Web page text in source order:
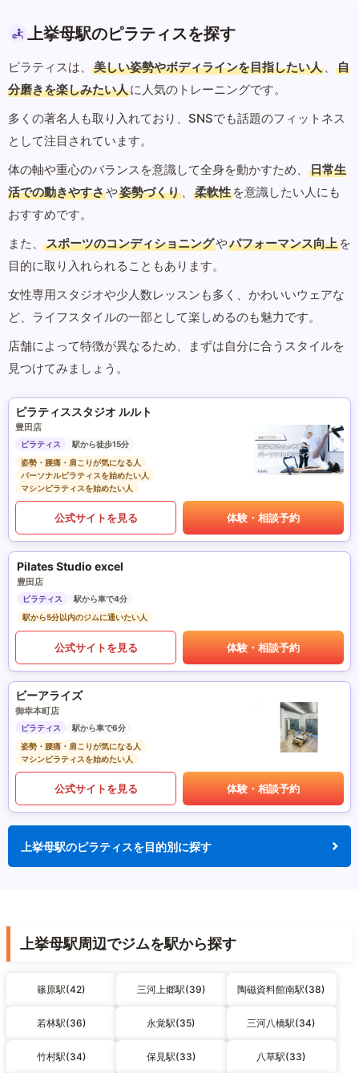
上挙母駅のピラティスを探す
ピラティスは、 美しい姿勢やボディラインを目指したい人 、
自
分磨きを楽しみたい人に人気のトレーニングです。
多くの著名人も取り入れており、SNSでも話題のフィットネス
として注目されています。
体の軸や重心のバランスを意識して全身を動かすため、
日常生
活での動きやすさや姿勢づくり 、 柔軟性 を意識したい人にも
おすすめです。
また、
スポーツのコンディショニングやパフォーマンス向上 を
目的に取り入れられることもあります。
女性専用スタジオや少人数レッスンも多く、かわいいウェアな
ど、ライフスタイルの一部として楽しめるのも魅力です。
店舗によって特徴が異なるため、まずは自分に合うスタイルを
見つけてみましょう。
ピラティススタジオ ルルト
豊田店
ピラティス
駅から徒歩15分
姿勢・腰痛・肩こりが気になる人
パーソナルピラティスを始めたい人
マシンピラティスを始めたい人
公式サイトを見る 体験・相談予約
Pilates Studio excel
豊田店
ピラティス
駅から車で4分
駅から5分以内のジムに通いたい人
公式サイトを見る 体験・相談予約
ビーアライズ
御幸本町店
ピラティス
駅から車で6分
姿勢・腰痛・肩こりが気になる人
マシンピラティスを始めたい人
公式サイトを見る 体験・相談予約
上挙母駅のピラティスを目的別に探す
上挙母駅周辺でジムを駅から探す
篠原駅(42) 三河上郷駅(39) 陶磁資料館南駅(38)
若林駅(36) 永覚駅(35) 三河八橋駅(34)
竹村駅(34) 保見駅(33) 八草駅(33)